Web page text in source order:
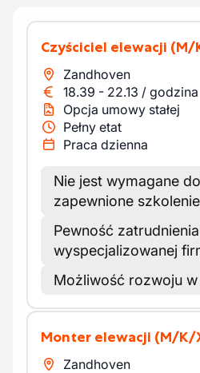
Czyściciel elewacji (M/
Zandhoven
18.39 - 22.13 / godzina
Opcja umowy stałej
Pełny etat
Praca dzienna
Nie jest wymagane
zapewnione
Pewność
wyspecjalizowanej
Możliwość rozwoju
Monter elewacji (M/K/
Zandhoven